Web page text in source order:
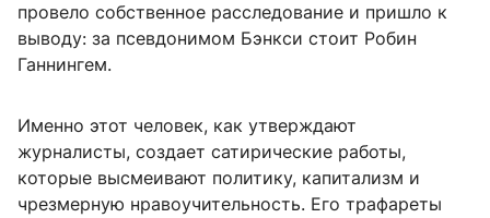
провело собственное расследование и пришло к
выводу: за псевдонимом Бэнкси стоит Робин
Ганнингем.
Именно этот человек, как утверждают
журналисты, создает сатирические работы,
которые высмеивают политику, капитализм и
чрезмерную нравоучительность. Его трафареты